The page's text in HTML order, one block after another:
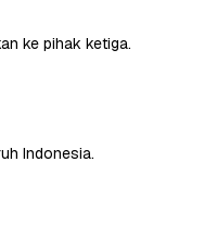
ke pihak ketiga.
Indonesia.